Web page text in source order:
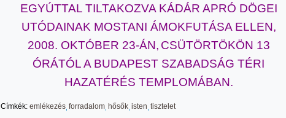
EGYÚTTAL TILTAKOZVA KÁDÁR APRÓ DÖGEI
UTÓDAINAK MOSTANI ÁMOKFUTÁSA ELLEN,
2008. OKTÓBER 23-ÁN, CSÜTÖRTÖKÖN 13
ÓRÁTÓLA BUDAPEST SZABADSÁG TÉRI
HAZATÉRÉS TEMPLOMÁBAN.
Címkék: emlékezés forradalom hősők isten tisztelet